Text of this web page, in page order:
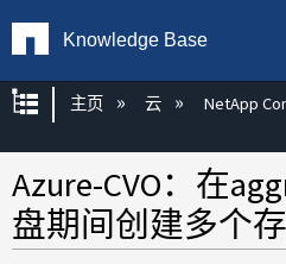
Knowledge Base
扩展/隐缩全局层次
主页 云 NetApp
Azure-CVO：在
盘期间创建多个